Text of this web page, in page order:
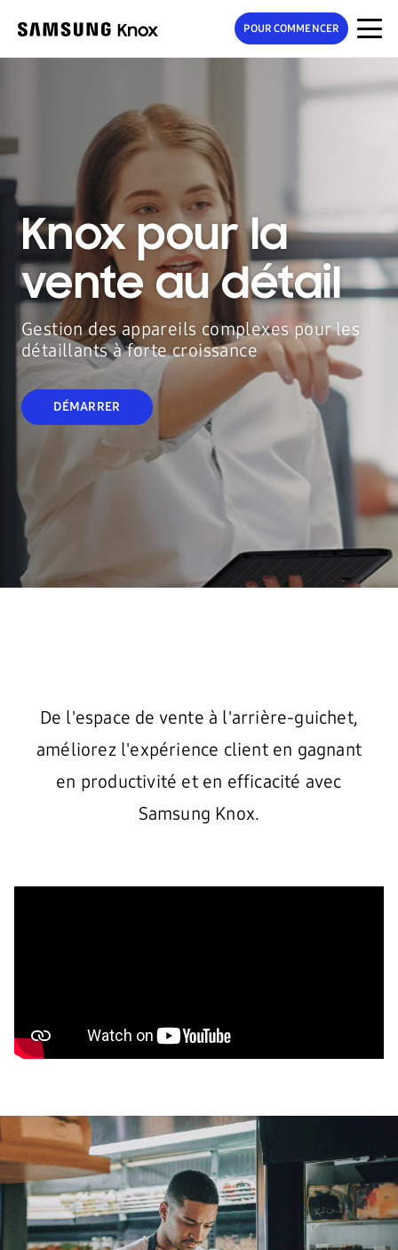
POUR COMMENCER
Knox pour la
vente au détail
Gestion des appareils complexes pour les
détaillants à forte croissance
DÉMARRER
De l'espace de vente à l'arrière-guichet,
améliorez l'expérience client en gagnant
en productivité et en efficacité avec
Samsung Knox.